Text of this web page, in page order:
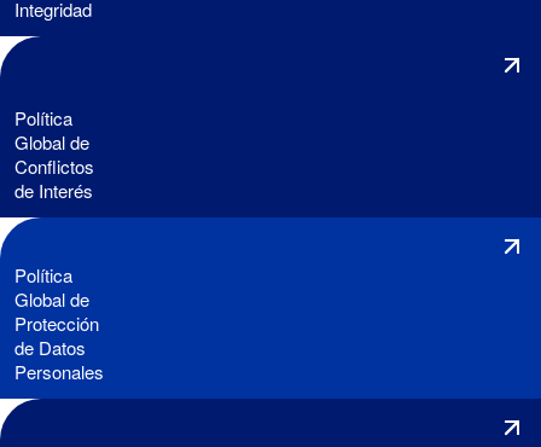
Integridad
Política
Global de
Conflictos
de Interés
Política
Global de
Protección
de Datos
Personales